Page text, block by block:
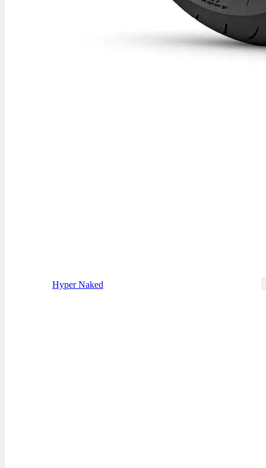
Hyper Naked